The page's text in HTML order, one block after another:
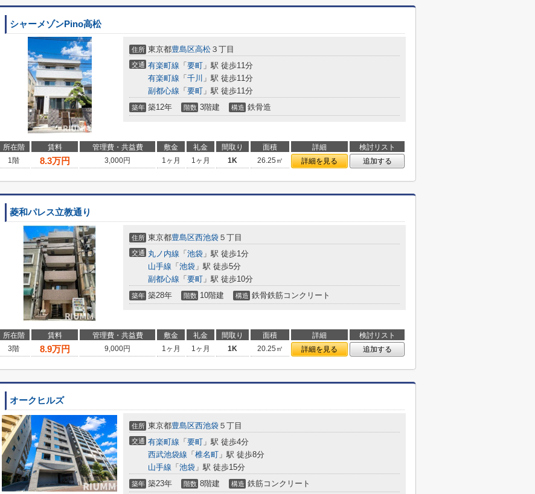
シャーメゾンPino高松
住所 東京都豊島区高松 ３丁目
交通 有楽町線 「 要町 」駅 徒歩11分
有楽町線 「 千川 」駅 徒歩11分
副都心線 「 要町 」駅 徒歩11分
築年 築12年 階数 3階建 構造 鉄骨造
所在階 賃料 管理費・共益費 敷金 礼金 間取り 面積 詳細
検討リスト
1階
8.3万円 3,000円 1ヶ月 1ヶ月 1K 26.25㎡ 詳細を見る 追加する
菱和パレス立教通り
住所 東京都豊島区西池袋 ５丁目
交通 丸ノ内線 「 池袋 」駅 徒歩1分
山手線 「 池袋 」駅 徒歩5分
副都心線 「 要町 」駅 徒歩10分
築年 築28年 階数 10階建 構造 鉄骨鉄筋コンクリート
所在階 賃料 管理費・共益費 敷金 礼金 間取り 面積 詳細
検討リスト
3階
8.9万円 9,000円 1ヶ月 1ヶ月 1K 20.25㎡ 詳細を見る 追加する
オークヒルズ
住所 東京都豊島区西池袋 ５丁目
交通 有楽町線 「 要町 」駅 徒歩4分
西武池袋線 「 椎名町 」駅 徒歩8分
山手線 「 池袋 」駅 徒歩15分
築年 築23年 階数 8階建 構造 鉄筋コンクリート